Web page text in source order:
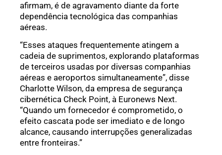
afirmam, é de agravamento diante da forte
dependência tecnológica das companhias
aéreas.
“Esses ataques frequentemente atingem a
cadeia de suprimentos, explorando plataformas
de terceiros usadas por diversas companhias
aéreas e aeroportos simultaneamente”, disse
Charlotte Wilson, da empresa de segurança
cibernética Check Point, à Euronews Next.
“Quando um fornecedor é comprometido, o
efeito cascata pode ser imediato e de longo
alcance, causando interrupções generalizadas
entre fronteiras.”